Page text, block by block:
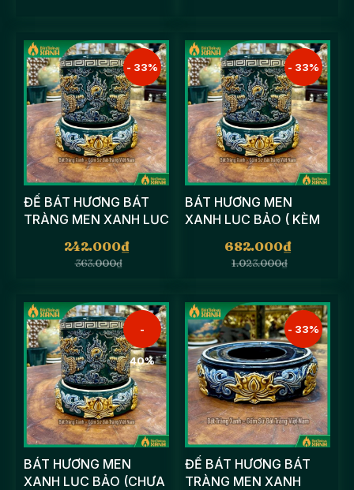
- 33%
ĐẾ BÁT HƯƠNG BÁT
TRÀNG MEN XANH LỤC
BẢO ĐẮP NỔI, ĐẾ BÁT
NHANG242.000₫
363.000₫
- 33%
BÁT HƯƠNG MEN
XANH LỤC BẢO ( KÈM
ĐẾ ) ĐẮP NỔI HỌA TIẾT
SEN, RỒNG682.000₫
1.023.000₫
-
40%
BÁT HƯƠNG MEN
XANH LỤC BẢO (CHƯA
- 33%
ĐẾ BÁT HƯƠNG BÁT
TRÀNG MEN XANH